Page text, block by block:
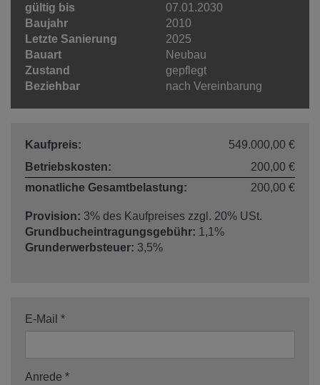
gültig bis
07.01.2030
Baujahr
2010
Letzte Sanierung
2025
Bauart
Neubau
Zustand
gepflegt
Beziehbar
nach Vereinbarung
Kaufpreis:
549.000,00 €
Betriebskosten:
200,00 €
monatliche Gesamtbelastung:
200,00 €
Provision: 3% des Kaufpreises zzgl. 20% USt.
Grundbucheintragungsgebühr: 1,1%
Grunderwerbsteuer: 3,5%
E-Mail
Anrede